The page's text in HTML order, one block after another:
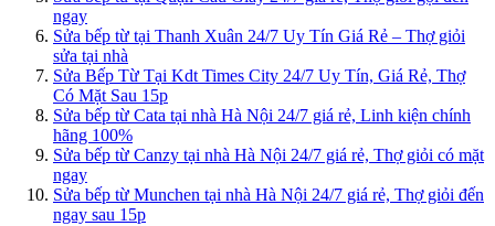
ngay
Sửa bếp từ tại Thanh Xuân 24/7 Uy Tín Giá Rẻ – Thợ giỏi
sửa tại nhà
Sửa Bếp Từ Tại Kdt Times City 24/7 Uy Tín, Giá Rẻ, Thợ
Có Mặt Sau 15p
Sửa bếp từ Cata tại nhà Hà Nội 24/7 giá rẻ, Linh kiện chính
hãng 100%
Sửa bếp từ Canzy tại nhà Hà Nội 24/7 giá rẻ, Thợ giỏi có mặt
ngay
Sửa bếp từ Munchen tại nhà Hà Nội 24/7 giá rẻ, Thợ giỏi đến
ngay sau 15p